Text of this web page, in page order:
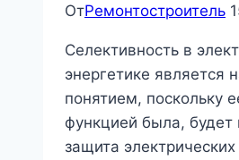
ОтРемонтостроитель
Селективность в
энергетике является
понятием, поскольку
функцией была, будет
защита